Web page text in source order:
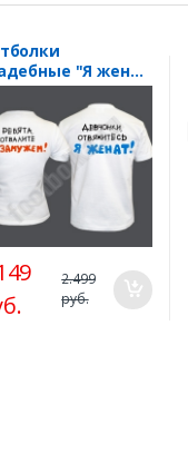
"Я женат
замужем
2.499
руб.